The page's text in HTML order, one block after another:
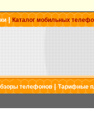
|Каталог мобильных
телефонов|Тарифные